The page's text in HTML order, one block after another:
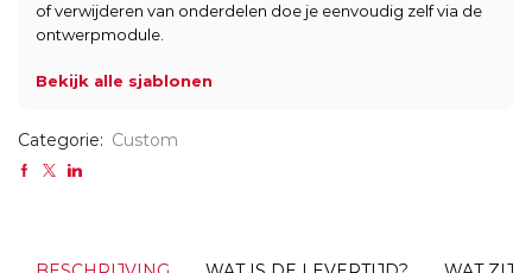
of verwijderen van onderdelen doe je eenvoudig zelf via de
ontwerpmodule.
Bekijk alle sjablonen
Categorie: Custom